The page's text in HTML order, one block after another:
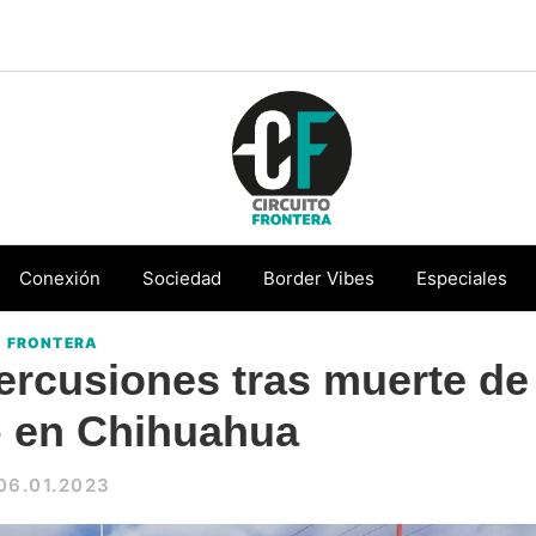
Conéctate
con
la
Conexión Sociedad Border Vibes Especiales
FRONTERA
tras muerte de
en Chihuahua